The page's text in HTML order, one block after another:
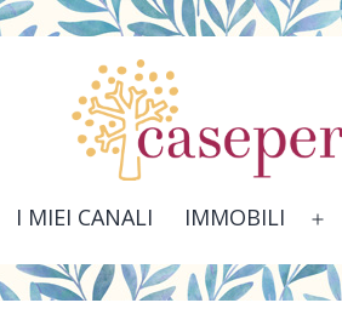
I MIEI CANALI IMMOBILI